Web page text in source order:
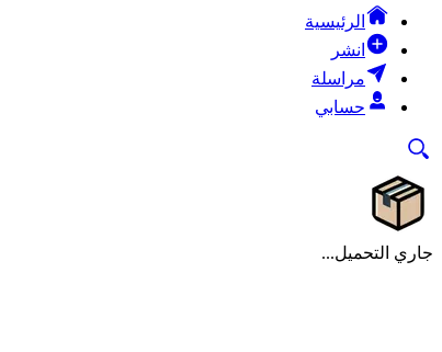
الرئيسية
انشر
مراسلة
حسابي
جاري التحميل...